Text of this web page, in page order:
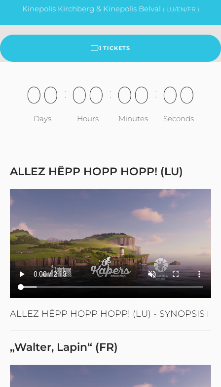
Kinepolis Kirchberg & Kinepolis Belval ( LU/EN/FR )
TICKETS
00
Days
: 00
Hours
: 00
Minutes
: 00
Seconds
ALLEZ HËPP HOPP HOPP! (LU)
ALLEZ HËPP HOPP HOPP! (LU) - SYNOPSIS
„Walter, Lapin“ (FR)